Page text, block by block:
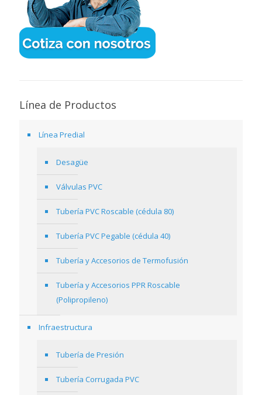
Línea de Productos
Línea Predial
Desagüe
Válvulas PVC
Tubería PVC Roscable (cédula 80)
Tubería PVC Pegable (cédula 40)
Tubería y Accesorios de Termofusión
Tubería y Accesorios PPR Roscable
(Polipropileno)
Infraestructura
Tubería de Presión
Tubería Corrugada PVC